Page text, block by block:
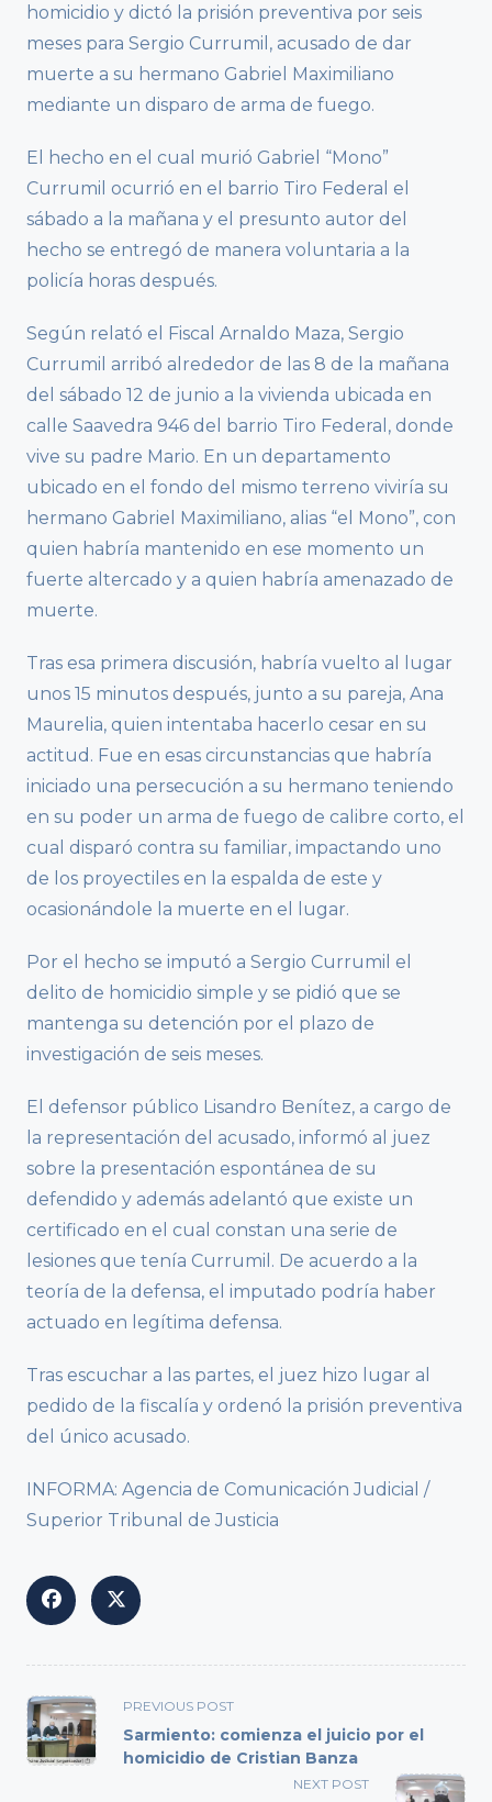
homicidio y dictó la prisión preventiva por seis
meses para Sergio Currumil, acusado de dar
muerte a su hermano Gabriel Maximiliano
mediante un disparo de arma de fuego.
El hecho en el cual murió Gabriel “Mono”
Currumil ocurrió en el barrio Tiro Federal el
sábado a la mañana y el presunto autor del
hecho se entregó de manera voluntaria a la
policía horas después.
Según relató el Fiscal Arnaldo Maza, Sergio
Currumil arribó alrededor de las 8 de la mañana
del sábado 12 de junio a la vivienda ubicada en
calle Saavedra 946 del barrio Tiro Federal, donde
vive su padre Mario. En un departamento
ubicado en el fondo del mismo terreno viviría su
hermano Gabriel Maximiliano, alias “el Mono”, con
quien habría mantenido en ese momento un
fuerte altercado y a quien habría amenazado de
muerte.
Tras esa primera discusión, habría vuelto al lugar
unos 15 minutos después, junto a su pareja, Ana
Maurelia, quien intentaba hacerlo cesar en su
actitud. Fue en esas circunstancias que habría
iniciado una persecución a su hermano teniendo
en su poder un arma de fuego de calibre corto, el
cual disparó contra su familiar, impactando uno
de los proyectiles en la espalda de este y
ocasionándole la muerte en el lugar.
Por el hecho se imputó a Sergio Currumil el
delito de homicidio simple y se pidió que se
mantenga su detención por el plazo de
investigación de seis meses.
El defensor público Lisandro Benítez, a cargo de
la representación del acusado, informó al juez
sobre la presentación espontánea de su
defendido y además adelantó que existe un
certificado en el cual constan una serie de
lesiones que tenía Currumil. De acuerdo a la
teoría de la defensa, el imputado podría haber
actuado en legítima defensa.
Tras escuchar a las partes, el juez hizo lugar al
pedido de la fiscalía y ordenó la prisión preventiva
del único acusado.
INFORMA: Agencia de Comunicación Judicial /
Superior Tribunal de Justicia
<span
class="nav-
subtitle
PREVIOUS POST
Sarmiento: comienza el juicio por el
homicidio de Cristian Banza
NEXT POST